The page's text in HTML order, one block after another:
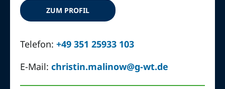
ZUM PROFIL
Telefon:+49 351 25933 103
E-Mail:christin.malinow@g-wt.de